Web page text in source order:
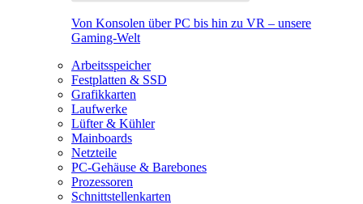
Von Konsolen über PC bis hin zu VR – unsere
Gaming-Welt
Arbeitsspeicher
Festplatten & SSD
Grafikkarten
Laufwerke
Lüfter & Kühler
Mainboards
Netzteile
PC-Gehäuse & Barebones
Prozessoren
Schnittstellenkarten